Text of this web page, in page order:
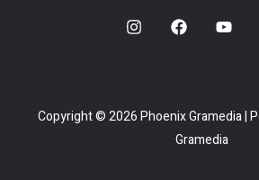
Copyright © 2026 Phoenix Gramedia |
Gramedia